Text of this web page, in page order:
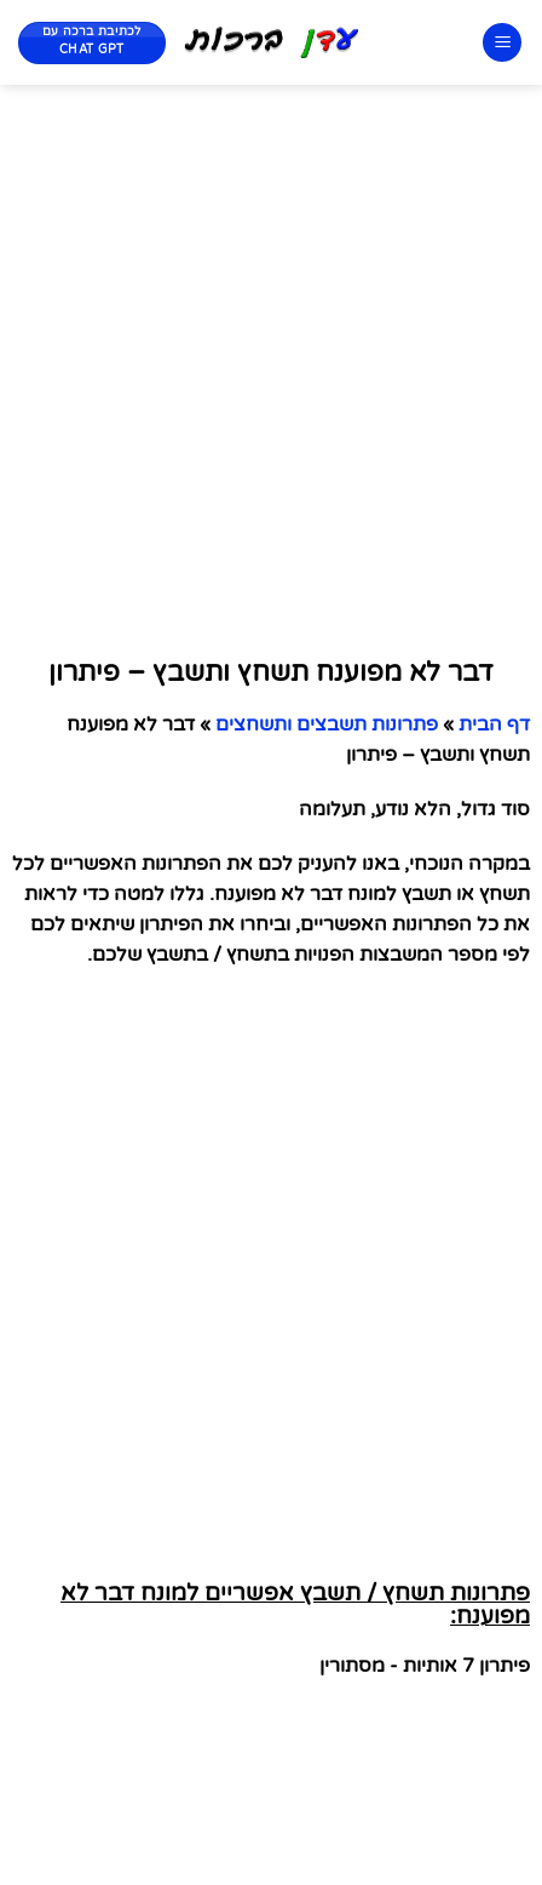
לכתיבת ברכה עם
CHAT GPT
דבר לא מפוענח תשחץ ותשבץ – פיתרון
דף הבית » פתרונות תשבצים ותשחצים » דבר לא מפוענח
תשחץ ותשבץ – פיתרון
סוד גדול, הלא נודע, תעלומה
במקרה הנוכחי, באנו להעניק לכם את הפתרונות האפשריים לכל
תשחץ או תשבץ למונח דבר לא מפוענח. גללו למטה כדי לראות
את כל הפתרונות האפשריים, וביחרו את הפיתרון שיתאים לכם
לפי מספר המשבצות הפנויות בתשחץ / בתשבץ שלכם.
פתרונות תשחץ / תשבץ אפשריים למונח דבר לא
מפוענח:
פיתרון 7 אותיות - מסתורין